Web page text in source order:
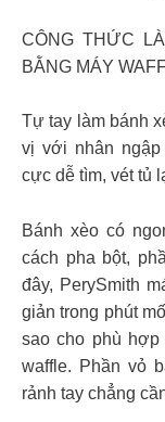
CÔNG THỨC
BẰNG MÁY
Tự tay làm bánh
vị với nhân
cực dễ tìm, vét tủ
Bánh xèo có
cách pha bột,
đây, PerySmith
giản trong phút
sao cho phù
waffle. Phần vỏ
rảnh tay chẳng